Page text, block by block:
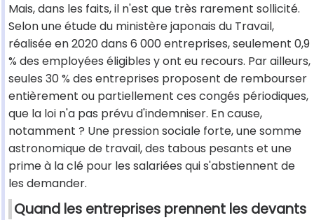
Mais, dans les faits, il n'est que très rarement sollicité.
Selon une étude du ministère japonais du Travail,
réalisée en 2020 dans 6 000 entreprises, seulement 0,9
% des employées éligibles y ont eu recours. Par ailleurs,
seules 30 % des entreprises proposent de rembourser
entièrement ou partiellement ces congés périodiques,
que la loi n'a pas prévu d'indemniser. En cause,
notamment ? Une pression sociale forte, une somme
astronomique de travail, des tabous pesants et une
prime à la clé pour les salariées qui s'abstiennent de
les demander.
Quand les entreprises prennent les devants